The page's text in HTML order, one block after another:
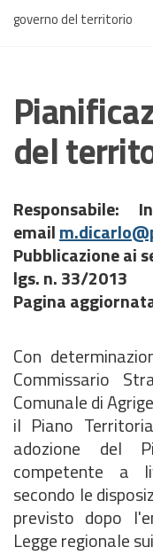
governo del territorio
del
Responsabile:
email
Pubblicazione ai
lgs. n. 33/2013
Pagina
Con
Commissario
Comunale di
il Piano
adozione del
competente a
secondo le
previsto dopo
Legge regionale